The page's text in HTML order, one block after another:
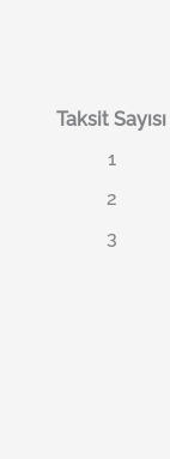
Taksit Sayısı
1
2
3